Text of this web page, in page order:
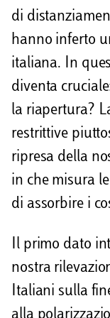
di
hanno inferto
italiana. In
diventa
la riapertura?
restrittive
ripresa della
in che misura
di assorbire i
Il primo dato
nostra
Italiani sulla